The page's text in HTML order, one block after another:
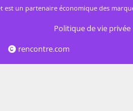
est un partenaire économique des
Politique de vie privée
rencontre.com